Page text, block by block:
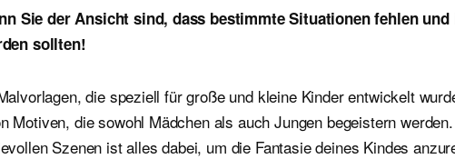
Sie der Ansicht sind, dass bestimmte Situationen fehlen und
sollten!
die speziell für große und kleine Kinder entwickelt
Motiven, die sowohl Mädchen als auch Jungen begeistern
Szenen ist alles dabei, um die Fantasie deines Kindes